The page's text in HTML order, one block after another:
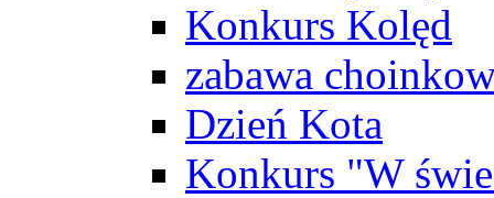
Konkurs Kolęd
zabawa
Dzień Kota
Konkurs "W